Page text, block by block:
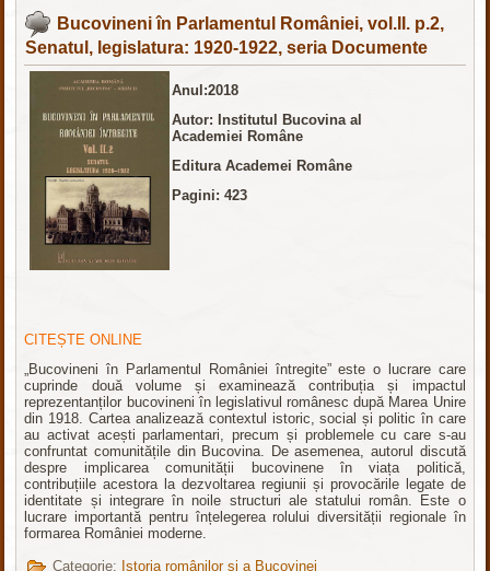
nachodki.ru
Bucovineni în Parlamentul României, vol.II. p.2,
Senatul, legislatura: 1920-1922, seria Documente
Anul:2018
Autor: Institutul Bucovina al
Academiei Române
Editura Academei Române
Pagini: 423
CITEȘTE ONLINE
„Bucovineni în Parlamentul României întregite” este o lucrare care
cuprinde două volume și examinează contribuția și impactul
reprezentanților bucovineni în legislativul românesc după Marea Unire
din 1918. Cartea analizează contextul istoric, social și politic în care
au activat acești parlamentari, precum și problemele cu care s-au
confruntat comunitățile din Bucovina. De asemenea, autorul discută
despre implicarea comunității bucovinene în viața politică,
contribuțiile acestora la dezvoltarea regiunii și provocările legate de
identitate și integrare în noile structuri ale statului român. Este o
lucrare importantă pentru înțelegerea rolului diversității regionale în
formarea României moderne.
Categorie: Istoria românilor și a Bucovinei